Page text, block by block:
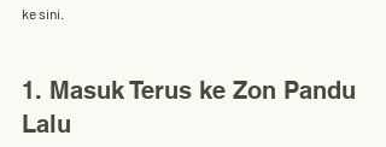
ke sini.
1. Masuk Terus ke Zon Pandu
Lalu